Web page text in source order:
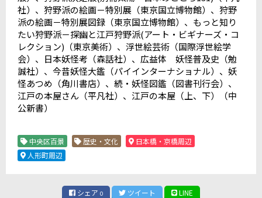
社）、狩野派の絵画－特別展（東京国立博物館）、狩野
派の絵画－特別展図録（東京国立博物館）、もっと知り
たい狩野派－探幽と江戸狩野派(アート・ビギナーズ・コ
レクション) （東京美術）、浮世絵芸術（国際浮世絵学
会）、日本妖怪考（森話社）、広益体 妖怪普及史（勉
誠社）、今昔妖怪大鑑（パイインターナショナル）、妖
怪あつめ（角川書店）、続・妖怪図鑑（図書刊行会）、
江戸の本屋さん（平凡社）、江戸の本屋（上、下）（中
公新書）
中央区百景 歴史・文化
日本橋・京橋周辺
人形町周辺
シェア 0 ツイート LINE